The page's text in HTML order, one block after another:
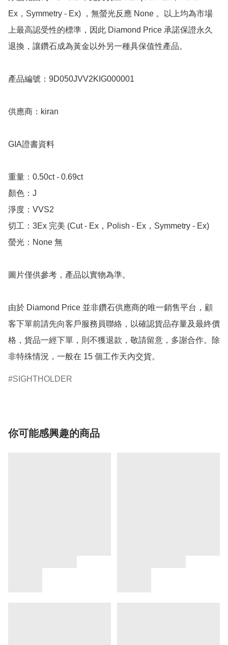
Ex，Symmetry - Ex) ，無螢光反應 None 。以上均為市場
上最高認受性的標準，因此 Diamond Price 承諾保證永久
退換，讓鑽石成為黃金以外另一種具保值性產品。
產品編號：9D050JVV2KIG000001
供應商：kiran
GIA證書資料
重量：0.50ct - 0.69ct
顏色：J
淨度：VVS2
切工：3Ex 完美 (Cut - Ex，Polish - Ex，Symmetry - Ex)
螢光：None 無
圖片僅供參考，產品以實物為準。
由於 Diamond Price 並非鑽石供應商的唯一銷售平台，顧
客下單前請先向客戶服務員聯絡，以確認貨品存量及最終價
格，貨品一經下單，則不獲退款，敬請留意，多謝合作。除
非特殊情況，一般在 15 個工作天內交貨。
SIGHTHOLDER
你可能感興趣的商品